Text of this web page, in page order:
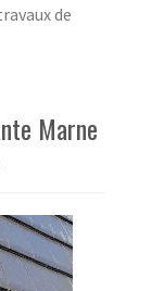
de
Marne